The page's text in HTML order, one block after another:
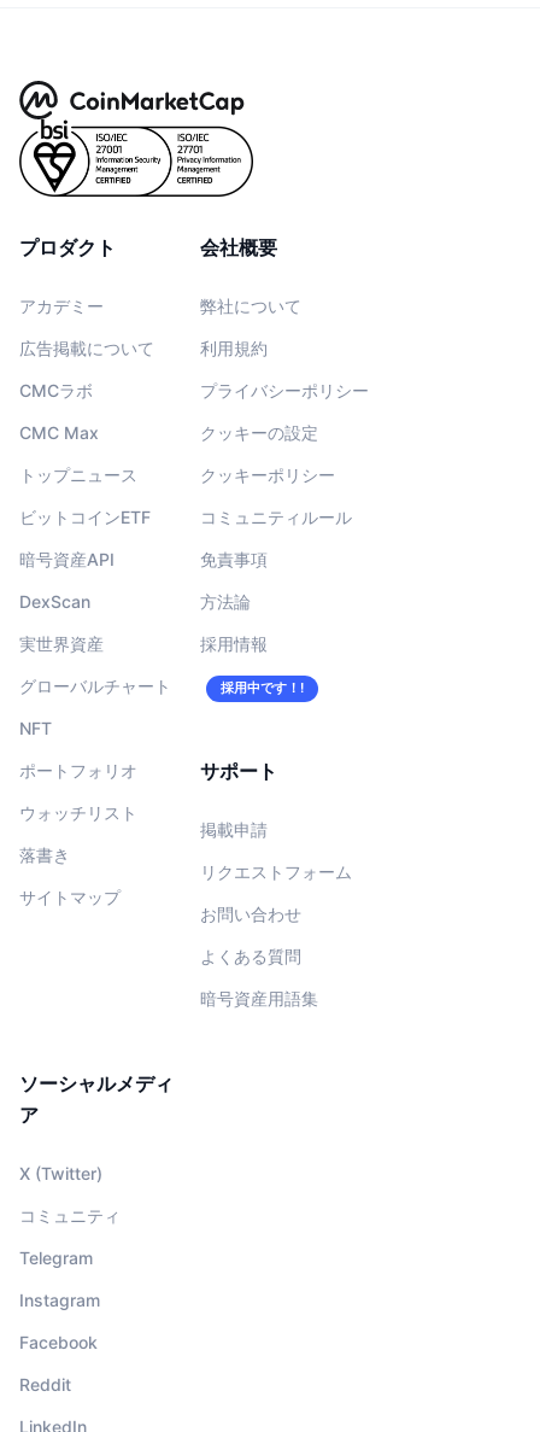
プロダクト
アカデミー
広告掲載について
CMCラボ
CMC Max
トップニュース
ビットコインETF
暗号資産API
DexScan
実世界資産
グローバルチャート
NFT
ポートフォリオ
ウォッチリスト
落書き
サイトマップ
会社概要
弊社について
利用規約
プライバシーポリシー
クッキーの設定
クッキーポリシー
コミュニティルール
免責事項
方法論
採用情報
採用中です！!
サポート
掲載申請
リクエストフォーム
お問い合わせ
よくある質問
暗号資産用語集
ソーシャルメディ
ア
X (Twitter)
コミュニティ
Telegram
Instagram
Facebook
Reddit
LinkedIn